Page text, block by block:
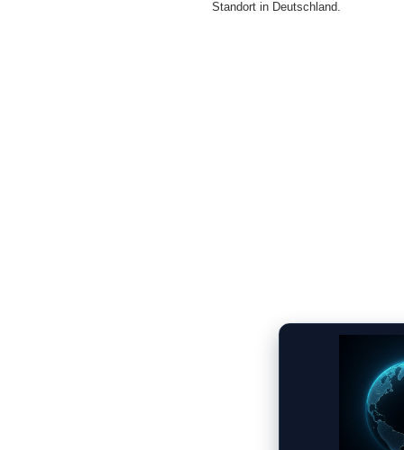
Standort in Deutschland.